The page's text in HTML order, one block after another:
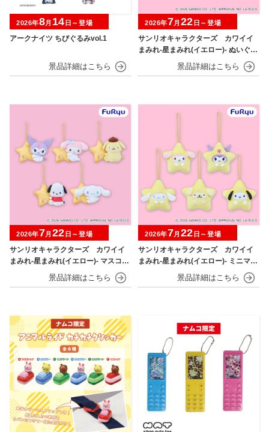
アークナイツ ちびぐるみvol.1
2026年8月 14 日～登場
サンリオキャラクターズ カワイイ
まみれ-星まみれ(イエロー)- ぬいぐる
2026年7月 22 日～登場
サンリオキャラクターズ カワイイ
まみれ-星まみれ(イエロー)- マスコッ
2026年7月 22 日～登場
サンリオキャラクターズ カワイイ
まみれ-星まみれ(イエロー)- ミニマス
2026年7月 22 日～登場